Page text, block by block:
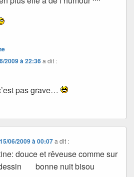
2009 à 22:36a dit :
pas grave…
15/06/2009 à 00:07 a dit :
douce et rêveuse comme sur
bonne nuit bisou